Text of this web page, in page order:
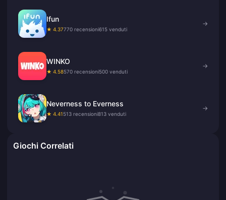
Ifun
★ 4.37770 recensioni615 venduti
→
WINKO
★ 4.58570 recensioni500 venduti
→
Neverness to Everness
★ 4.41513 recensioni813 venduti
→
Giochi Correlati